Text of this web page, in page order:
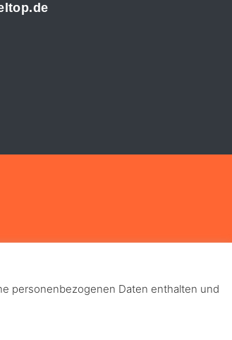
personenbezogenen Daten enthalten und